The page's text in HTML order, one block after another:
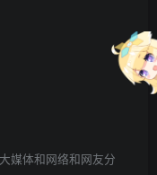
媒体和网络和网友分